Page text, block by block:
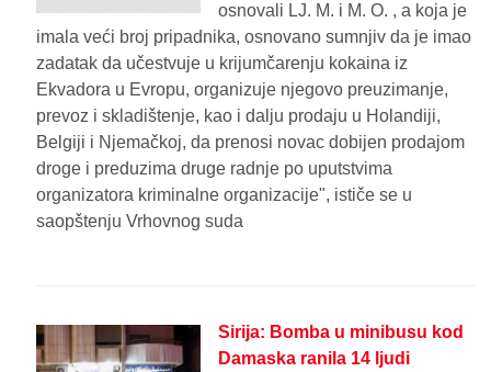
osnovali LJ. M. i M. O. , a koja je
imala veći broj pripadnika, osnovano sumnjiv da je imao
zadatak da učestvuje u krijumčarenju kokaina iz
Ekvadora u Evropu, organizuje njegovo preuzimanje,
prevoz i skladištenje, kao i dalju prodaju u Holandiji,
Belgiji i Njemačkoj, da prenosi novac dobijen prodajom
droge i preduzima druge radnje po uputstvima
organizatora kriminalne organizacije", ističe se u
saopštenju Vrhovnog suda
Sirija: Bomba u minibusu kod
Damaska ranila 14 ljudi